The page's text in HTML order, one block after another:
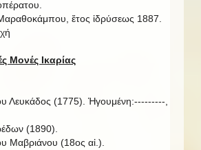
ἔτος ἱδρύσεως 1887.
Μονές Ικαρίας
Λευκάδος (1775). Ἡγουμένη:---------,
(1890).
Μαβριάνου (18ος αἰ.).